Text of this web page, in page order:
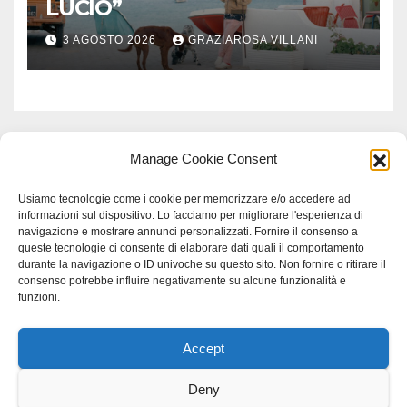
Manage Cookie Consent
Usiamo tecnologie come i cookie per memorizzare e/o accedere ad
informazioni sul dispositivo. Lo facciamo per migliorare l'esperienza di
navigazione e mostrare annunci personalizzati. Fornire il consenso a
queste tecnologie ci consente di elaborare dati quali il comportamento
durante la navigazione o ID univoche su questo sito. Non fornire o ritirare il
consenso potrebbe influire negativamente su alcune funzionalità e
funzioni.
Accept
Deny
LUCIO”
3 AGOSTO 2026 GRAZIAROSA VILLANI
Proudly powered by WordPress|Tema: Newspaperex di
Scienza studio specialistico bracciano